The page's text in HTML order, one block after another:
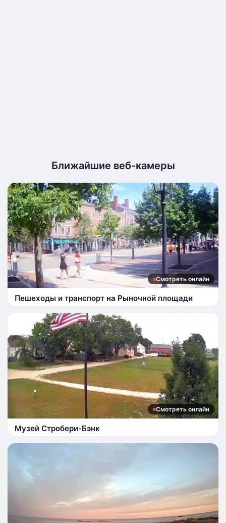
Ближайшие веб-камеры
Смотреть онлайн
Пешеходы и транспорт на Рыночной площади
Смотреть онлайн
Музей Стробери-Бэнк